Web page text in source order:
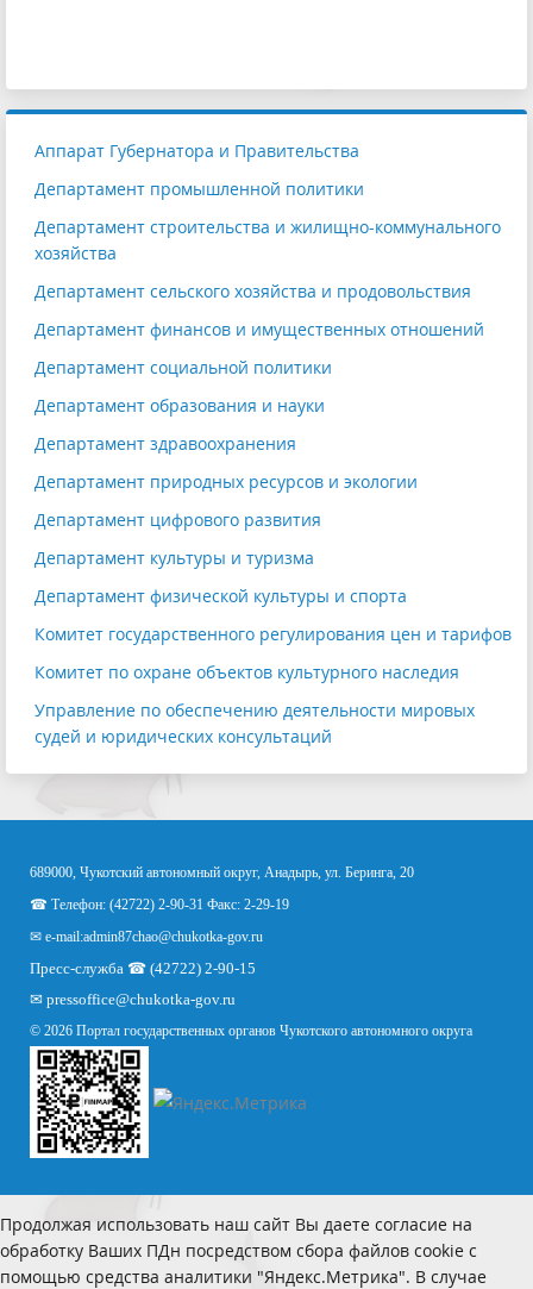
Аппарат Губернатора и Правительства
Департамент промышленной политики
Департамент строительства и жилищно-коммунального
хозяйства
Департамент сельского хозяйства и продовольствия
Департамент финансов и имущественных отношений
Департамент социальной политики
Департамент образования и науки
Департамент здравоохранения
Департамент природных ресурсов и экологии
Департамент цифрового развития
Департамент культуры и туризма
Департамент физической культуры и спорта
Комитет государственного регулирования цен и тарифов
Комитет по охране объектов культурного наследия
Управление по обеспечению деятельности мировых
судей и юридических консультаций
689000, Чукотский автономный округ, Анадырь, ул. Беринга, 20
☎ Телефон: (42722) 2-90-31 Факс: 2-29-19
✉ e-mail:admin87chao@chukotka-gov.ru
Пресс-служба ☎ (42722) 2-90-15
✉ pressoffice@chukotka-gov.ru
© 2026 Портал государственных органов Чукотского автономного округа
Продолжая использовать наш сайт Вы даете согласие на
обработку Ваших ПДн посредством сбора файлов cookie с
помощью средства аналитики "Яндекс.Метрика". В случае